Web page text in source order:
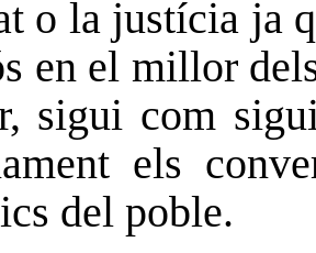
o la justícia ja
en el millor
sigui com
els
del poble.